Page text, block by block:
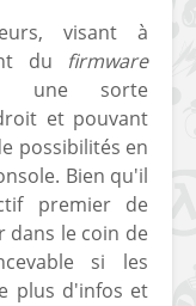
visant à
du firmware
une sorte
et pouvant
possibilités en
Bien qu'il
premier de
dans le coin de
si les
plus d'infos et